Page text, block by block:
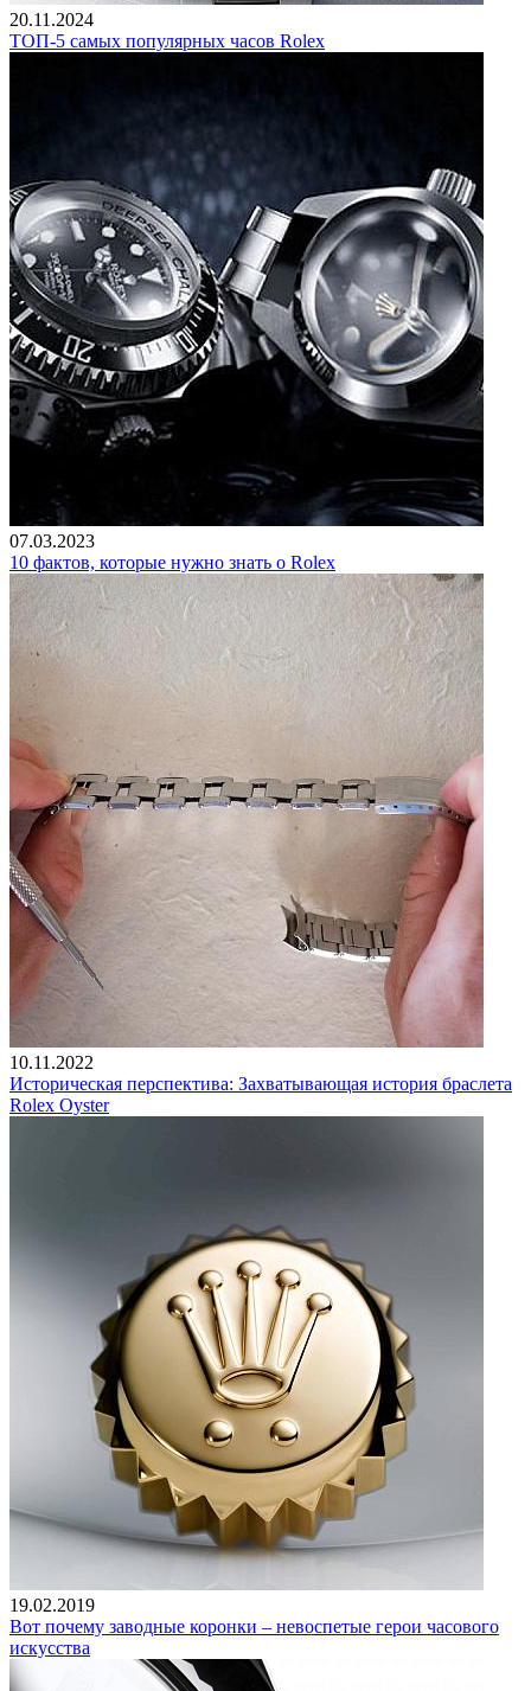
20.11.2024
ТОП-5 самых популярных часов Rolex
07.03.2023
10 фактов, которые нужно знать о Rolex
10.11.2022
Историческая перспектива: Захватывающая история браслета
Rolex Oyster
19.02.2019
Вот почему заводные коронки – невоспетые герои часового
искусства